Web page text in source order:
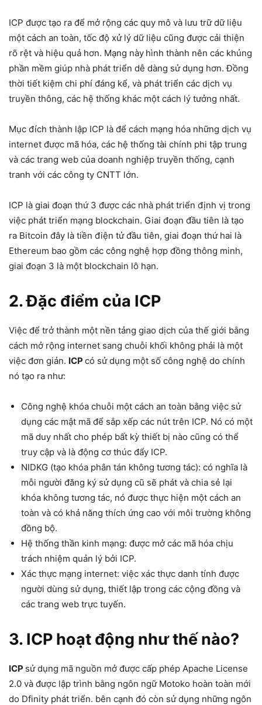
ICP được tạo ra để mở rộng các quy mô và lưu trữ dữ liệu
một cách an toàn, tốc độ xử lý dữ liệu cũng được cải thiện
rõ rệt và hiệu quả hơn. Mạng này hình thành nên các khủng
phần mềm giúp nhà phát triển dễ dàng sử dụng hơn. Đồng
thời tiết kiệm chi phí đáng kể, và phát triển các dịch vụ
truyền thông, các hệ thống khác một cách lý tưởng nhất.
Mục đích thành lập ICP là để cách mạng hóa những dịch vụ
internet được mã hóa, các hệ thống tài chính phi tập trung
và các trang web của doanh nghiệp truyền thống, cạnh
tranh với các công ty CNTT lớn.
ICP là giai đoạn thứ 3 được các nhà phát triển định vị trong
việc phát triển mạng blockchain. Giai đoạn đầu tiên là tạo
ra Bitcoin đây là tiền điện tử đầu tiên, giai đoạn thứ hai là
Ethereum bao gồm các công nghệ hợp đồng thông minh,
giai đoạn 3 là một blockchain lô hạn.
2. Đặc điểm của ICP
Việc để trở thành một nền tảng giao dịch của thế giới bằng
cách mở rộng internet sang chuỗi khối không phải là một
việc đơn giản. ICP có sử dụng một số công nghệ do chính
nó tạo ra như:
Công nghệ khóa chuỗi một cách an toàn bằng việc sử
dụng các mật mã để sắp xếp các nút trên ICP. Nó có một
mã duy nhất cho phép bất kỳ thiết bị nào cũng có thể
truy cập và là động cơ thúc đẩy ICP.
NIDKG (tạo khóa phân tán không tương tác): có nghĩa là
mỗi người đăng ký sử dụng cũ sẽ phát và chia sẻ lại
khóa không tương tác, nó được thực hiện một cách an
toàn và có khả năng thích ứng cao với môi trường không
đồng bộ.
Hệ thống thần kinh mạng: được mở các mã hóa chịu
trách nhiệm quản lý bởi ICP.
Xác thực mạng internet: việc xác thực danh tính được
người dùng sử dụng, thiết lập trong các cộng đồng và
các trang web trực tuyến.
3. ICP hoạt động như thế nào?
ICP sử dụng mã nguồn mở được cấp phép Apache License
2.0 và được lập trình bằng ngôn ngữ Motoko hoàn toàn mới
do Dfinity phát triển. bên cạnh đó còn sử dụng những ngôn